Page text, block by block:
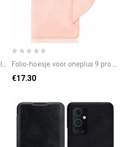
folio-hoesje voor oneplus 9 pro eerste klas multi-kaart
€17.30